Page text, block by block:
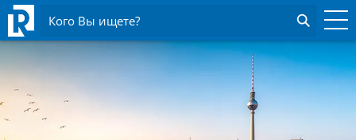
Кого Вы ищете?